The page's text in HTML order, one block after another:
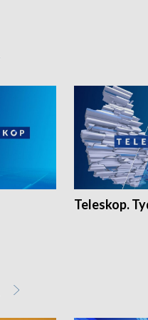
Teleskop.